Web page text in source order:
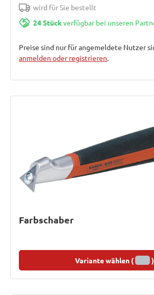
wird für Sie bestellt
24 Stückverfügbar bei unseren
Preise sind nur für angemeldete Nutzer
anmelden oder registrieren.
Farbschaber
Variante wählen ( )